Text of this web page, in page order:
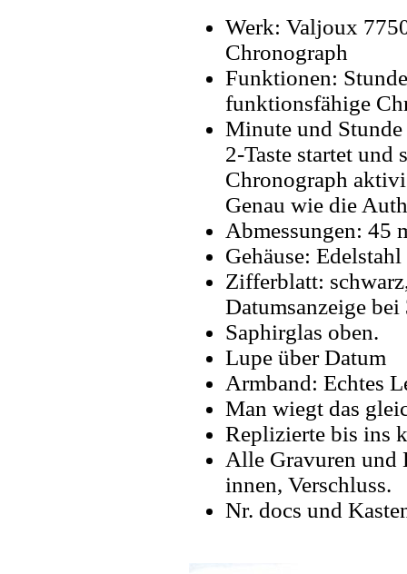
Werk: Valjoux
Chronograph
Funktionen:
funktionsfähige
Minute und
2-Taste startet
Chronograph
Genau wie die
Abmessungen: 45
Gehäuse:
Zifferblatt:
Datumsanzeige bei
Saphirglas oben.
Lupe über Datum
Armband: Echtes
Man wiegt das
Replizierte bis ins
Alle Gravuren und
innen, Verschluss.
Nr. docs und